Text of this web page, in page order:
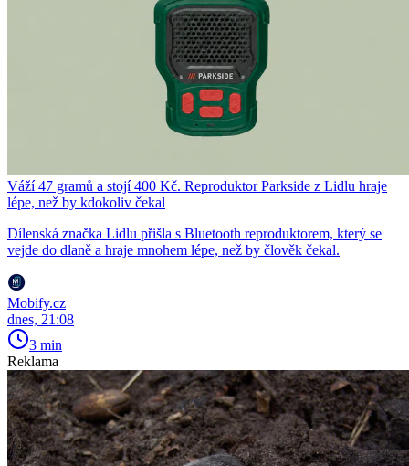
Váží 47 gramů a stojí 400 Kč. Reproduktor Parkside z Lidlu hraje
lépe, než by kdokoliv čekal
Dílenská značka Lidlu přišla s Bluetooth reproduktorem, který se
vejde do dlaně a hraje mnohem lépe, než by člověk čekal.
Mobify.cz
dnes, 21:08
3 min
Reklama